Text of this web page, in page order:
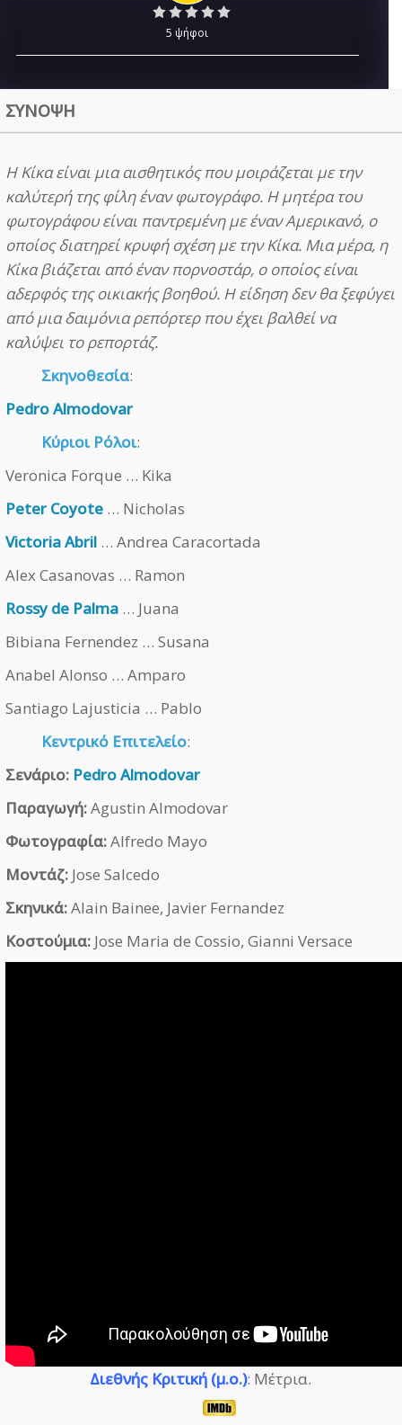
5 ψήφοι
ΣΥΝΟΨΗ
Η Κίκα είναι μια αισθητικός που μοιράζεται με την
καλύτερή της φίλη έναν φωτογράφο. Η μητέρα του
φωτογράφου είναι παντρεμένη με έναν Αμερικανό, ο
οποίος διατηρεί κρυφή σχέση με την Κίκα. Μια μέρα, η
Κίκα βιάζεται από έναν πορνοστάρ, ο οποίος είναι
αδερφός της οικιακής βοηθού. Η είδηση δεν θα ξεφύγει
από μια δαιμόνια ρεπόρτερ που έχει βαλθεί να
καλύψει το ρεπορτάζ.
Σκηνοθεσία:
Pedro Almodovar
Κύριοι Ρόλοι:
Veronica Forque … Kika
Peter Coyote … Nicholas
Victoria Abril … Andrea Caracortada
Alex Casanovas … Ramon
Rossy de Palma … Juana
Bibiana Fernendez … Susana
Anabel Alonso … Amparo
Santiago Lajusticia … Pablo
Κεντρικό Επιτελείο:
Σενάριο: Pedro Almodovar
Παραγωγή:Agustin Almodovar
Φωτογραφία:Alfredo Mayo
Μοντάζ: Jose Salcedo
Σκηνικά:Alain Bainee, Javier Fernandez
Κοστούμια: Jose Maria de Cossio, Gianni Versace
Διεθνής Κριτική (μ.ο.): Μέτρια.